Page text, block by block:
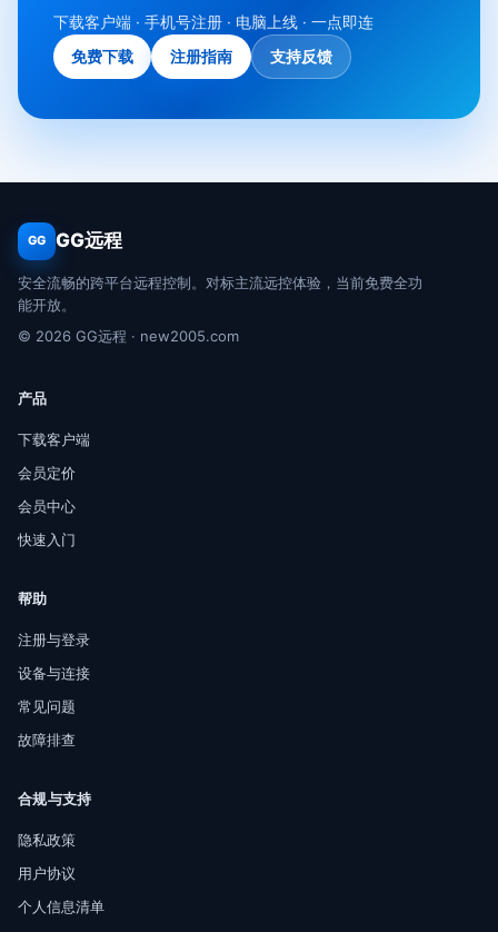
下载客户端 · 手机号注册 · 电脑上线 · 一点即连
免费下载
注册指南 支持反馈
GG GG远程
安全流畅的跨平台远程控制。对标主流远控体验，当前免费全功
能开放。
© 2026 GG远程 · new2005.com
产品
下载客户端
会员定价
会员中心
快速入门
帮助
注册与登录
设备与连接
常见问题
故障排查
合规与支持
隐私政策
用户协议
个人信息清单